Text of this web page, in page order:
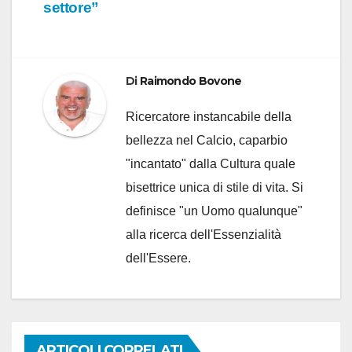
settore”
Di Raimondo Bovone
Ricercatore instancabile della
bellezza nel Calcio, caparbio
"incantato" dalla Cultura quale
bisettrice unica di stile di vita. Si
definisce "un Uomo qualunque"
alla ricerca dell'Essenzialità
dell'Essere.